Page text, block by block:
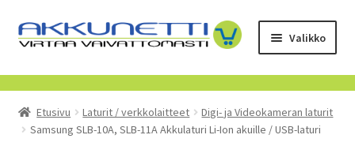
Siirry
navigointiin
Siirry
sisältöön
Valikko
Kauppa
Tietoa meistä
Etusivu Laturit / verkkolaitteet
Digi- ja Videokameran laturit
Samsung SLB-10A, SLB-11A Akkulaturi Li-Ion akuille / USB-laturi